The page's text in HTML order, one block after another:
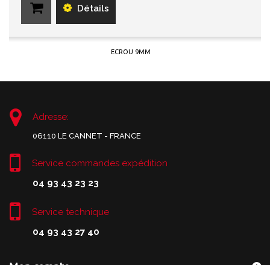
Détails
ECROU 9MM
Adresse:
06110 LE CANNET - FRANCE
Service commandes expédition
04 93 43 23 23
Service technique
04 93 43 27 40